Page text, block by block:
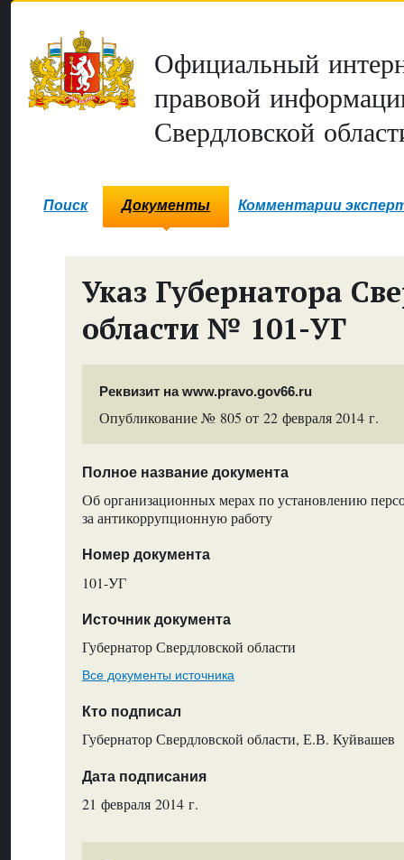
Официальный
правовой
Свердловской
Поиск Документы Комментарии
Указ Губернатора
области № 101-УГ
Реквизит на www.pravo.gov66.ru
Опубликование № 805 от 22 февраля 2014 г.
Полное название документа
Об организационных мерах по установлению
за антикоррупционную работу
Номер документа
101-УГ
Источник документа
Губернатор Свердловской области
Все документы источника
Кто подписал
Губернатор Свердловской области, Е.В. Куйвашев
Дата подписания
21 февраля 2014 г.